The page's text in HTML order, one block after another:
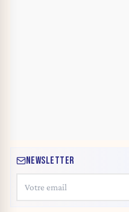
NEWSLETTER